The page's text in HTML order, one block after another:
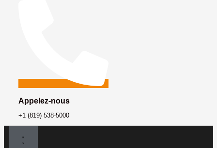
Appelez-nous
+1 (819) 538-5000